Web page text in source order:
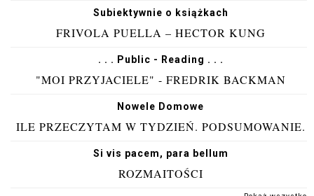
Subiektywnie o książkach
FRIVOLA PUELLA – HECTOR KUNG
. . . Public - Reading . . .
"MOI PRZYJACIELE" - FREDRIK BACKMAN
Nowele Domowe
ILE PRZECZYTAM W TYDZIEŃ. PODSUMOWANIE.
Si vis pacem, para bellum
ROZMAITOŚCI